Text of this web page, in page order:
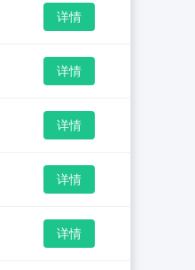
详情
详情
详情
详情
详情